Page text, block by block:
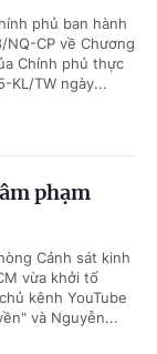
phủ ban hành
CP về Chương
Chính phủ thực
KL/TW ngày...
phạm
Cảnh sát kinh
vừa khởi tố
kênh YouTube
và Nguyễn...